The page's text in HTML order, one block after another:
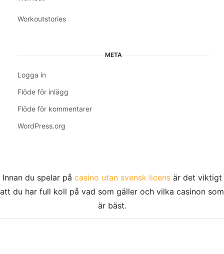
Workoutstories
META
Logga in
Flöde för inlägg
Flöde för kommentarer
WordPress.org
Innan du spelar på casino utan svensk licensär det viktigt
att du har full koll på vad som gäller och vilka casinon som
är bäst.